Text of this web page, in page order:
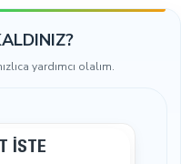
yardımcı olalım.
İSTE